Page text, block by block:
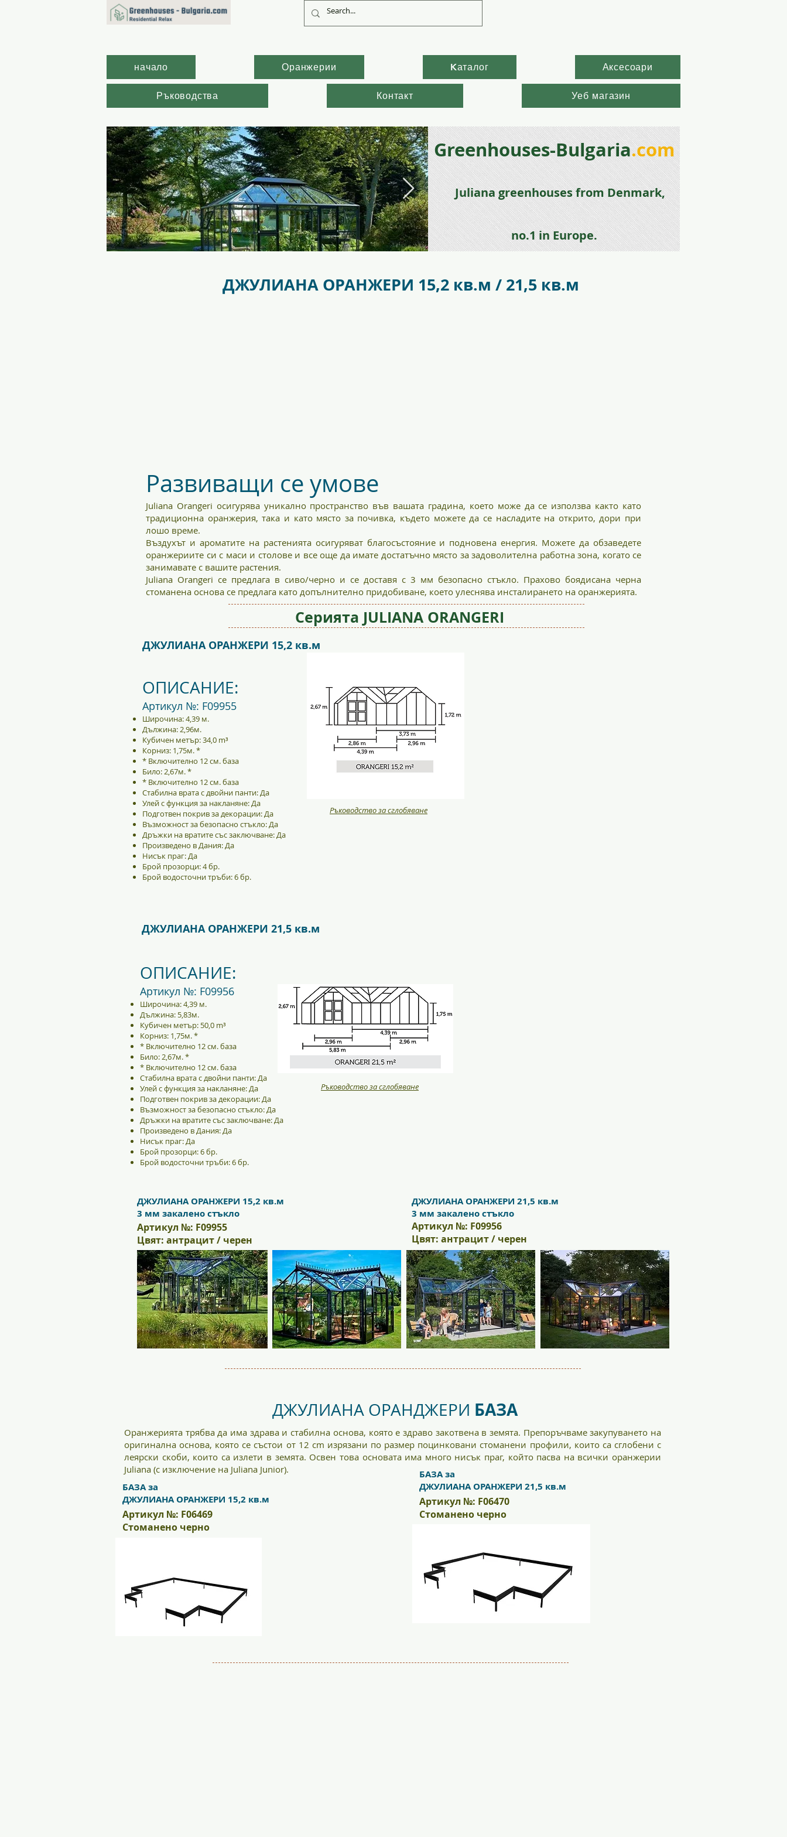
начало Оранжерии Kаталог Аксесоари
Ръководства Контакт Уеб магазин
Greenhouses-Bulgaria.com
Juliana greenhouses fromDenmark,
no.1 in Europe.
ДЖУЛИАНА ОРАНЖЕРИ 15,2 кв.м / 21,5 кв.м
Развиващи се умове
Juliana Orangeri осигурява уникално пространство във вашата градина, което може да се използва както като
традиционна оранжерия, така и като място за почивка, където можете да се насладите на открито, дори при
лошо време.
Въздухът и ароматите на растенията осигуряват благосъстояние и подновена енергия. Можете да обзаведете
оранжериите си с маси и столове и все още да имате достатъчно място за задоволителна работна зона, когато се
занимавате с вашите растения.
Juliana Orangeri се предлага в сиво/черно и се доставя с 3 мм безопасно стъкло. Прахово боядисана черна
стоманена основа се предлага като допълнително придобиване, което улеснява инсталирането на оранжерията.
Серията JULIANA ORANGERI
ДЖУЛИАНА ОРАНЖЕРИ 15,2 кв.м
ОПИСАНИЕ:
Артикул №: F09955
Широчина: 4,39 м.
Дължина: 2,96м.
Кубичен метър: 34,0 m³
Корниз: 1,75м. *
* Включително 12 см. база
Било: 2,67м. *
* Включително 12 см. база
Стабилна врата с двойни панти: Да
Улей с функция за накланяне: Да
Подготвен покрив за декорации: Да
Възможност за безопасно стъкло: Да
Дръжки на вратите със заключване: Да
Произведено в Дания: Да
Нисък праг: Да
Брой прозорци: 4 бр.
Брой водосточни тръби: 6 бр.
Ръководство за сглобяване
ДЖУЛИАНА ОРАНЖЕРИ 21,5 кв.м
ОПИСАНИЕ:
Артикул №: F09956
Широчина: 4,39 м.
Дължина: 5,83м.
Кубичен метър: 50,0 m³
Корниз: 1,75м. *
* Включително 12 см. база
Било: 2,67м. *
* Включително 12 см. база
Стабилна врата с двойни панти: Да
Улей с функция за накланяне: Да
Подготвен покрив за декорации: Да
Възможност за безопасно стъкло: Да
Дръжки на вратите със заключване: Да
Произведено в Дания: Да
Нисък праг: Да
Брой прозорци: 6 бр.
Брой водосточни тръби: 6 бр.
Ръководство за сглобяване
ДЖУЛИАНА ОРАНЖЕРИ 15,2 кв.м
3 мм закалено стъкло
Артикул №: F09955
Цвят: антрацит / черен
ДЖУЛИАНА ОРАНЖЕРИ 21,5 кв.м
3 мм закалено стъкло
Артикул №: F09956
Цвят: антрацит / черен
ДЖУЛИАНА ОРАНДЖЕРИ БАЗА
Оранжерията трябва да има здрава и стабилна основа, която е здраво закотвена в земята. Препоръчваме закупуването на
оригинална основа, която се състои от 12 cm изрязани по размер поцинковани стоманени профили, които са сглобени с
леярски скоби, които са излети в земята. Освен това основата има много нисък праг, който пасва на всички оранжерии
Juliana (с изключение на Juliana Junior).
БАЗА за
ДЖУЛИАНА ОРАНЖЕРИ 15,2 кв.м
Артикул №: F06469
Стоманено черно
БАЗА за
ДЖУЛИАНА ОРАНЖЕРИ 21,5 кв.м
Артикул №: F06470
Стоманено черно